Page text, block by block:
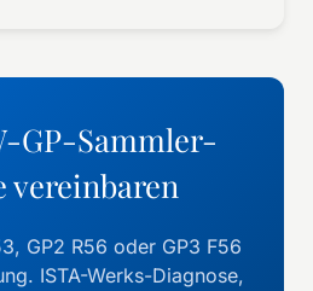
GP-Sammler-
vereinbaren
GP2 R56 oder GP3 F56
ISTA-Werks-Diagnose,